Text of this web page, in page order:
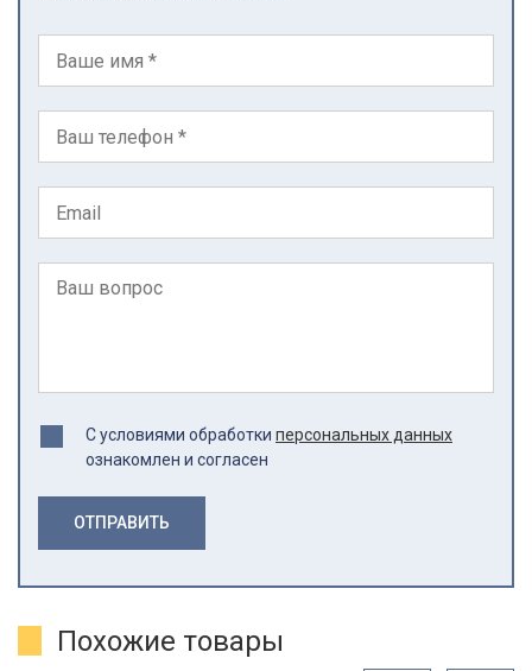
С условиями обработки персональных данных
ознакомлен и согласен
ОТПРАВИТЬ
Похожие товары